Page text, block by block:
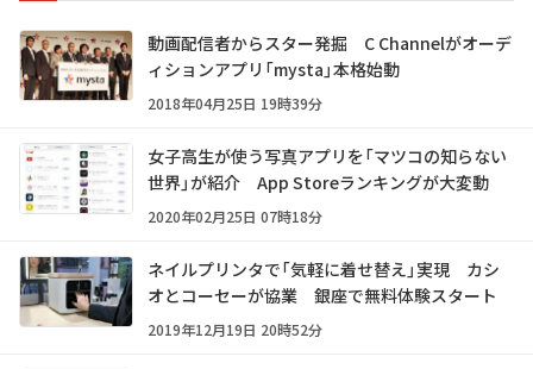
動画配信者からスター発掘 C Channelがオーデ
ィションアプリ「mysta」本格始動
2018年04月25日 19時39分
女子高生が使う写真アプリを「マツコの知らない
世界」が紹介 App Storeランキングが大変動
2020年02月25日 07時18分
ネイルプリンタで「気軽に着せ替え」実現 カシ
オとコーセーが協業 銀座で無料体験スタート
2019年12月19日 20時52分